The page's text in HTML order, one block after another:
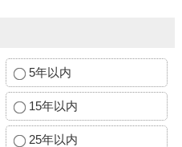
5年以内
15年以内
25年以内